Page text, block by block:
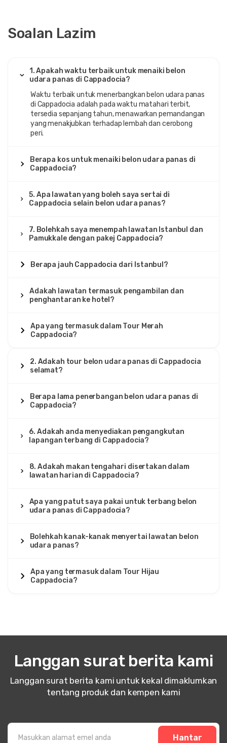
Soalan Lazim
1. Apakah waktu terbaik untuk menaiki belon
udara panas di Cappadocia?
Waktu terbaik untuk menerbangkan belon udara panas
di Cappadocia adalah pada waktu matahari terbit,
tersedia sepanjang tahun, menawarkan pemandangan
yang menakjubkan terhadap lembah dan cerobong
peri.
Berapa kos untuk menaiki belon udara panas di
Cappadocia?
5. Apa lawatan yang boleh saya sertai di
Cappadocia selain belon udara panas?
7. Bolehkah saya menempah lawatan Istanbul dan
Pamukkale dengan pakej Cappadocia?
Berapa jauh Cappadocia dari Istanbul?
Adakah lawatan termasuk pengambilan dan
penghantaran ke hotel?
Apa yang termasuk dalam Tour Merah
Cappadocia?
2. Adakah tour belon udara panas di Cappadocia
selamat?
Berapa lama penerbangan belon udara panas di
Cappadocia?
6. Adakah anda menyediakan pengangkutan
lapangan terbang di Cappadocia?
8. Adakah makan tengahari disertakan dalam
lawatan harian di Cappadocia?
Apa yang patut saya pakai untuk terbang belon
udara panas di Cappadocia?
Bolehkah kanak-kanak menyertai lawatan belon
udara panas?
Apa yang termasuk dalam Tour Hijau
Cappadocia?
Langgan surat berita kami
Langgan surat berita kami untuk kekal dimaklumkan
tentang produk dan kempen kami
Hantar